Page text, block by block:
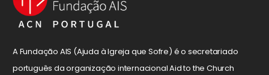
A Fundação AIS (Ajuda à Igreja que Sofre) é o secretariado
português da organização internacional Aid to the Church